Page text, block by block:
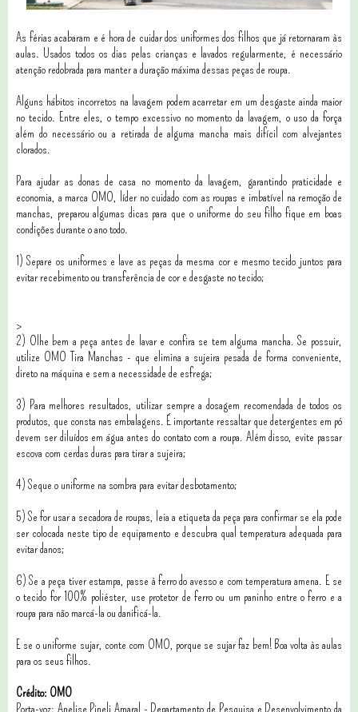
As férias acabaram e é hora de cuidar dos uniformes dos filhos que já retornaram às
aulas. Usados todos os dias pelas crianças e lavados regularmente, é necessário
atenção redobrada para manter a duração máxima dessas peças de roupa.
Alguns hábitos incorretos na lavagem podem acarretar em um desgaste ainda maior
no tecido. Entre eles, o tempo excessivo no momento da lavagem, o uso da força
além do necessário ou a retirada de alguma mancha mais difícil com alvejantes
clorados.
Para ajudar as donas de casa no momento da lavagem, garantindo praticidade e
economia, a marca OMO, líder no cuidado com as roupas e imbatível na remoção de
manchas, preparou algumas dicas para que o uniforme do seu filho fique em boas
condições durante o ano todo.
1) Separe os uniformes e lave as peças da mesma cor e mesmo tecido juntos para
evitar recebimento ou transferência de cor e desgaste no tecido;
>
2) Olhe bem a peça antes de lavar e confira se tem alguma mancha. Se possuir,
utilize OMO Tira Manchas - que elimina a sujeira pesada de forma conveniente,
direto na máquina e sem a necessidade de esfrega;
3) Para melhores resultados, utilizar sempre a dosagem recomendada de todos os
produtos, que consta nas embalagens. É importante ressaltar que detergentes em pó
devem ser diluídos em água antes do contato com a roupa. Além disso, evite passar
escova com cerdas duras para tirar a sujeira;
4) Seque o uniforme na sombra para evitar desbotamento;
5) Se for usar a secadora de roupas, leia a etiqueta da peça para confirmar se ela pode
ser colocada neste tipo de equipamento e descubra qual temperatura adequada para
evitar danos;
6) Se a peça tiver estampa, passe à ferro do avesso e com temperatura amena. E se
o tecido for 100% poliéster, use protetor de ferro ou um paninho entre o ferro e a
roupa para não marcá-la ou danificá-la.
E se o uniforme sujar, conte com OMO, porque se sujar faz bem! Boa volta às aulas
para os seus filhos.
Crédito: OMO
Porta-voz: Anelise Pineli Amaral - Departamento de Pesquisa e Desenvolvimento da